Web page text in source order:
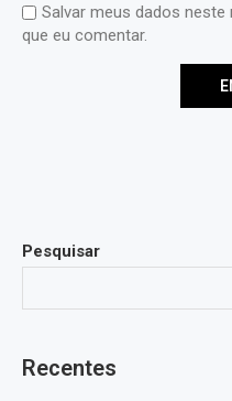
Salvar meus dados neste
que eu comentar.
Pesquisar
Recentes